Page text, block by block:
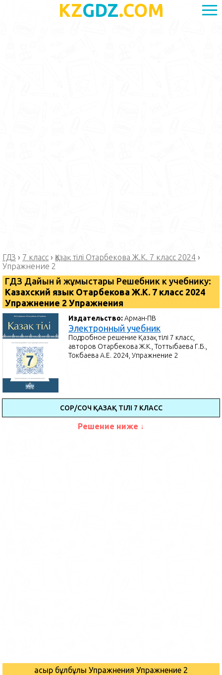
KZGDZ.COM
ГДЗ › 7 класс › Қазақ тілі Отарбекова Ж.К. 7 класс 2024 ›
Упражнение 2
ГДЗ Дайын үй жұмыстары Решебник к учебнику:
Казахский язык Отарбекова Ж.К. 7 класс 2024
Упражнение 2 Упражнения
Издательство:Арман-ПВ
Электронный учебник
Подробное решение Қазақ тілі 7 класс,
авторов Отарбекова Ж.К., Тоттыбаева Г.Б.,
Токбаева А.Е. 2024, Упражнение 2
СОР/СОЧ ҚАЗАҚ ТІЛІ 7 КЛАСС
Решение ниже ↓
Ғасыр бұлбұлы Упражнения Упражнение 2